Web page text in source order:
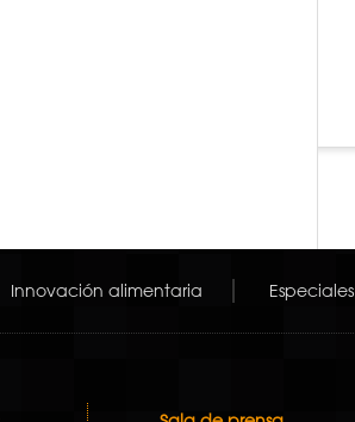
Innovación alimentaria Especiales